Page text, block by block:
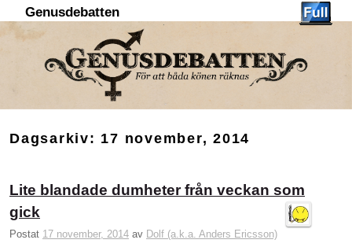
Genusdebatten
Dagsarkiv: 17 november, 2014
Lite blandade dumheter från veckan som
gick
Postat 17 november, 2014 av Dolf (a.k.a. Anders Ericsson)